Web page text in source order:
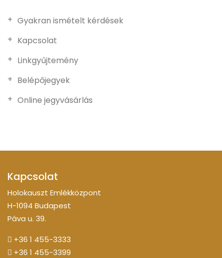
Gyakran ismételt kérdések
Kapcsolat
Linkgyűjtemény
Belépőjegyek
Online jegyvásárlás
Kapcsolat
Holokauszt Emlékközpont
H-1094 Budapest
Páva u. 39.
+36 1 455-3333
+36 1 455-3399